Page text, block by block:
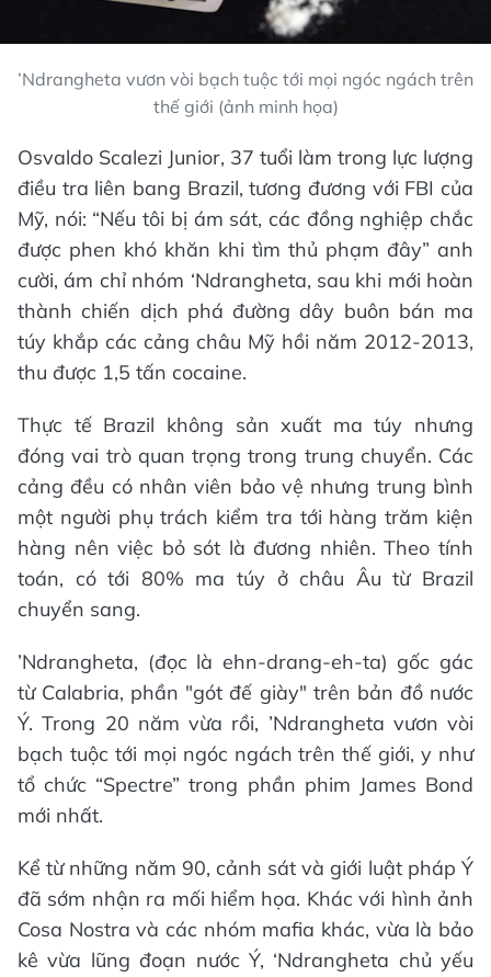
’Ndrangheta vươn vòi bạch tuộc tới mọi ngóc ngách trên
thế giới (ảnh minh họa)
Osvaldo Scalezi Junior, 37 tuổi làm trong lực lượng
điều tra liên bang Brazil, tương đương với FBI của
Mỹ, nói: “Nếu tôi bị ám sát, các đồng nghiệp chắc
được phen khó khăn khi tìm thủ phạm đây” anh
cười, ám chỉ nhóm ‘Ndrangheta, sau khi mới hoàn
thành chiến dịch phá đường dây buôn bán ma
túy khắp các cảng châu Mỹ hồi năm 2012-2013,
thu được 1,5 tấn cocaine.
Thực tế Brazil không sản xuất ma túy nhưng
đóng vai trò quan trọng trong trung chuyển. Các
cảng đều có nhân viên bảo vệ nhưng trung bình
một người phụ trách kiểm tra tới hàng trăm kiện
hàng nên việc bỏ sót là đương nhiên. Theo tính
toán, có tới 80% ma túy ở châu Âu từ Brazil
chuyển sang.
’Ndrangheta, (đọc là ehn-drang-eh-ta) gốc gác
từ Calabria, phần "gót đế giày" trên bản đồ nước
Ý. Trong 20 năm vừa rồi, ’Ndrangheta vươn vòi
bạch tuộc tới mọi ngóc ngách trên thế giới, y như
tổ chức “Spectre” trong phần phim James Bond
mới nhất.
Kể từ những năm 90, cảnh sát và giới luật pháp Ý
đã sớm nhận ra mối hiểm họa. Khác với hình ảnh
Cosa Nostra và các nhóm mafia khác, vừa là bảo
kê vừa lũng đoạn nước Ý, ‘Ndrangheta chủ yếu